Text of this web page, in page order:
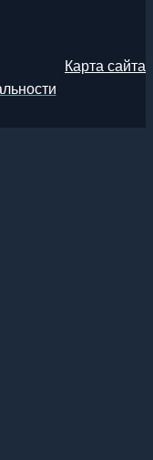
Карта сайта